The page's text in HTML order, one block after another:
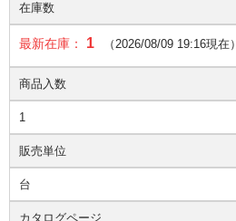
在庫数
最新在庫： 1 （2026/08/09 19:16現在）
商品入数
1
販売単位
台
カタログページ